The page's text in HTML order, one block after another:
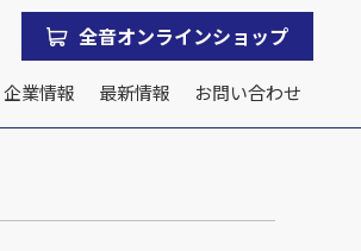
企業情報 最新情報 お問い合わせ
全音オンラインショップ